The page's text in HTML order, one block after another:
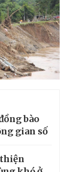
bào
gian số